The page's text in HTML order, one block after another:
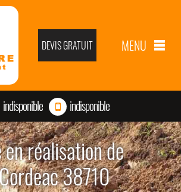
DEVIS GRATUIT MENU
indisponible indisponible
réalisation de
38710